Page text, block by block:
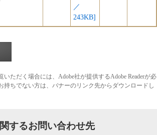
／
243KB]
ただく場合には、Adobe社が提供するAdobe Readerが必
持ちでない方は、バナーのリンク先からダウンロードし
するお問い合わせ先